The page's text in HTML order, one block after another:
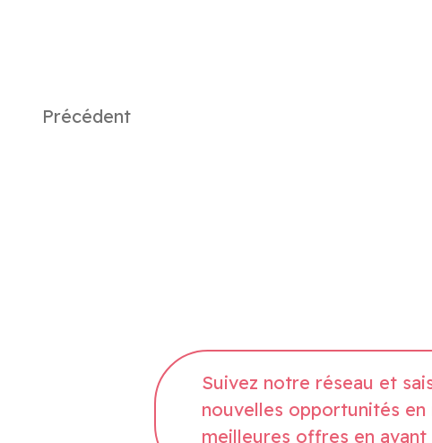
Précédent
Suivez notre réseau et
nouvelles opportunités en
meilleures offres en avant